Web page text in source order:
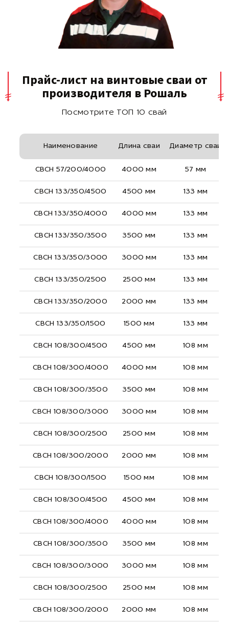
Прайс-лист на винтовые сваи от
производителя в Рошаль
Посмотрите ТОП 10 свай
Наименование Длина сваи Диаметр сваи
СВСН 57/200/4000 4000 мм 57 мм
СВСН 133/350/4500 4500 мм 133 мм
СВСН 133/350/4000 4000 мм 133 мм
СВСН 133/350/3500 3500 мм 133 мм
СВСН 133/350/3000 3000 мм 133 мм
СВСН 133/350/2500 2500 мм 133 мм
СВСН 133/350/2000 2000 мм 133 мм
СВСН 133/350/1500 1500 мм 133 мм
СВСН 108/300/4500 4500 мм 108 мм
СВСН 108/300/4000 4000 мм 108 мм
СВСН 108/300/3500 3500 мм 108 мм
СВСН 108/300/3000 3000 мм 108 мм
СВСН 108/300/2500 2500 мм 108 мм
СВСН 108/300/2000 2000 мм 108 мм
СВСН 108/300/1500 1500 мм 108 мм
СВСН 108/300/4500 4500 мм 108 мм
СВСН 108/300/4000 4000 мм 108 мм
СВСН 108/300/3500 3500 мм 108 мм
СВСН 108/300/3000 3000 мм 108 мм
СВСН 108/300/2500 2500 мм 108 мм
СВСН 108/300/2000 2000 мм 108 мм